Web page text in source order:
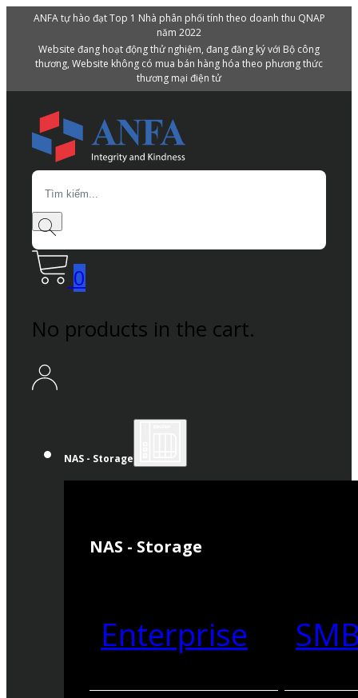
ANFA tự hào đạt Top 1 Nhà phân phối tính theo doanh thu QNAP
năm 2022
Website đang hoạt động thử nghiệm, đang đăng ký với Bộ công
thương, Website không có mua bán hàng hóa theo phương thức
thương mại điện tử
Search
0
No products in the cart.
NAS - Storage
NAS - Storage
Enterprise